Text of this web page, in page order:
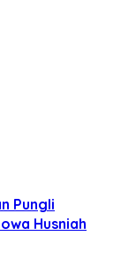
Pungli
Husniah